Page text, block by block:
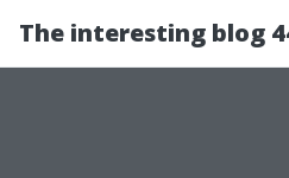
The interesting blog